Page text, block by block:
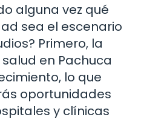
alguna vez qué
sea el escenario
Primero, la
en Pachuca
lo que
oportunidades
y clínicas